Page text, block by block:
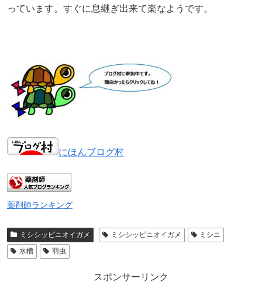
っています。すぐに息継ぎ出来て楽なようです。
にほんブログ村
薬剤師ランキング
ミシシッピニオイガメ ミシシッピニオイガメ
ミシニ
水槽
羽虫
スポンサーリンク